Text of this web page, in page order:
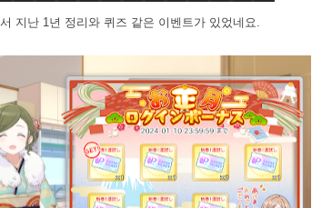
지난 1년 정리와 퀴즈 같은 이벤트가 있었네요.